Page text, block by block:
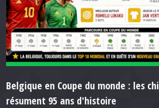
Belgique en Coupe du monde : les
résument 95 ans d'histoire